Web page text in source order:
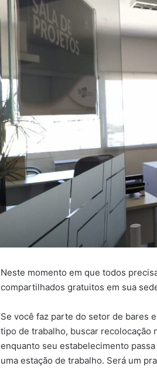
Neste momento em que todos
compartilhados gratuitos em sua
Se você faz parte do setor de bares
tipo de trabalho, buscar recolocação
enquanto seu estabelecimento
uma estação de trabalho. Será um